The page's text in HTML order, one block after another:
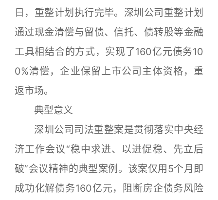
日，重整计划执行完毕。深圳公司重整计划
通过现金清偿与留债、信托、债转股等金融
工具相结合的方式，实现了160亿元债务10
0%清偿，企业保留上市公司主体资格，重
返市场。
典型意义
深圳公司司法重整案是贯彻落实中央经
济工作会议“稳中求进、以进促稳、先立后
破”会议精神的典型案例。该案仅用5个月即
成功化解债务160亿元，阻断房企债务风险